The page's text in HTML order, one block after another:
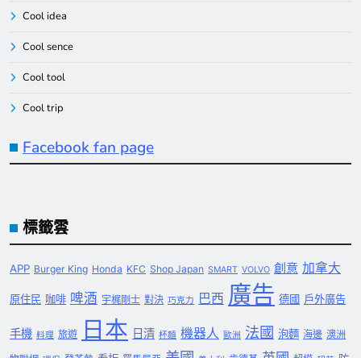
Cool idea
Cool sence
Cool tool
Cool trip
Facebook fan page
標籤雲
APP Burger King Honda KFC Shop Japan SMART VOLVO 創意 加拿大
原住民 咖啡 啤酒 宇梶剛士 對決 巧克力 巴西 廣告 德國 戶外廣告
手機 料理 旅遊 日本 日清 杯麵 機器人 歐洲 法國 泡麵 海邊 澳洲